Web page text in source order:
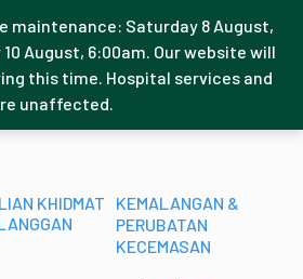
KHIDMAT
KEMALANGAN &
PERUBATAN
KECEMASAN
maintenance: Saturday 8 August,
August, 6:00am. Our website will
this time. Hospital services and
unaffected.